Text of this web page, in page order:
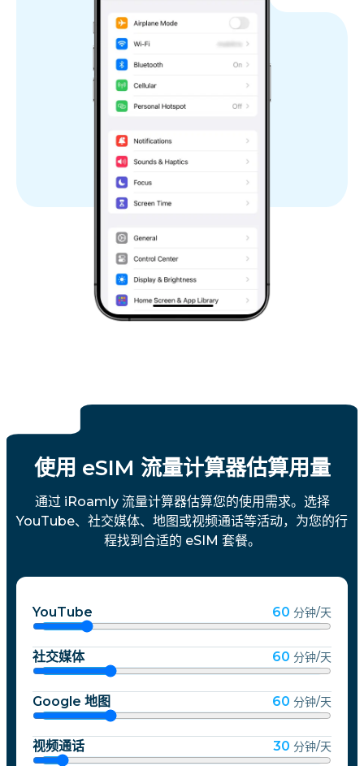
使用 eSIM 流量计算器估算用量
通过 iRoamly 流量计算器估算您的使用需求。选择
YouTube、社交媒体、地图或视频通话等活动，为您的行
程找到合适的 eSIM 套餐。
YouTube 60 分钟/天
社交媒体 60 分钟/天
Google 地图 60 分钟/天
视频通话 30 分钟/天